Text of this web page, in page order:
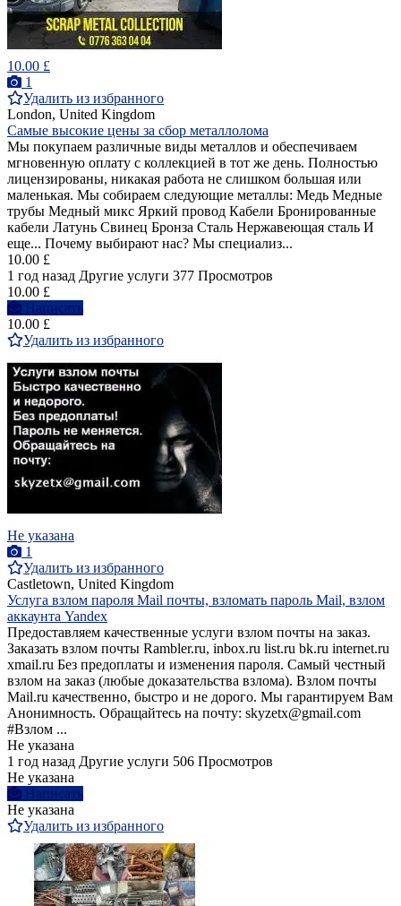
10.00 £
1
Удалить из избранного
London, United Kingdom
Самые высокие цены за сбор металлолома
Мы покупаем различные виды металлов и обеспечиваем
мгновенную оплату с коллекцией в тот же день. Полностью
лицензированы, никакая работа не слишком большая или
маленькая. Мы собираем следующие металлы: Медь Медные
трубы Медный микс Яркий провод Кабели Бронированные
кабели Латунь Свинец Бронза Сталь Нержавеющая сталь И
еще... Почему выбирают нас? Мы специализ...
10.00 £
1 год назад Другие услуги 377 Просмотров
10.00 £
Написать
10.00 £
Удалить из избранного
Не указана
1
Удалить из избранного
Castletown, United Kingdom
Услуга взлом пароля Mail почты, взломать пароль Mail, взлом
аккаунта Yandex
Предоставляем качественные услуги взлом почты на заказ.
Заказать взлoм почты Rambler.ru, inbox.ru list.ru bk.ru internet.ru
xmail.ru Без предоплаты и изменения пароля. Самый честный
взлом на заказ (любые доказательства взлома). Bзлом почты
Mail.ru качественно, быстро и не дорого. Мы гарантируем Вам
Анонимность. Обращайтесь на почту: skyzetx@gmail.com
#Взлом ...
Не указана
1 год назад Другие услуги 506 Просмотров
Не указана
Написать
Не указана
Удалить из избранного